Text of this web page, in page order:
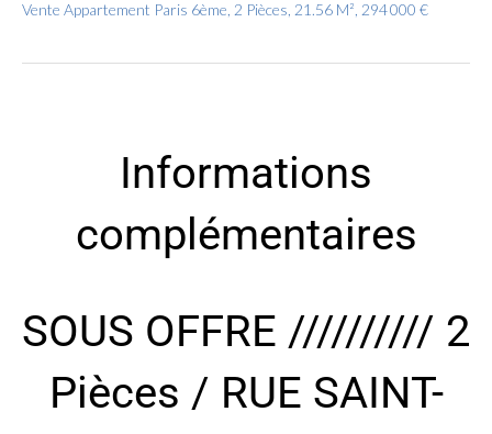
Vente Appartement Paris 6ème, 2 Pièces, 21.56 M², 294 000 €
Informations
complémentaires
SOUS OFFRE ////////// 2
Pièces / RUE SAINT-